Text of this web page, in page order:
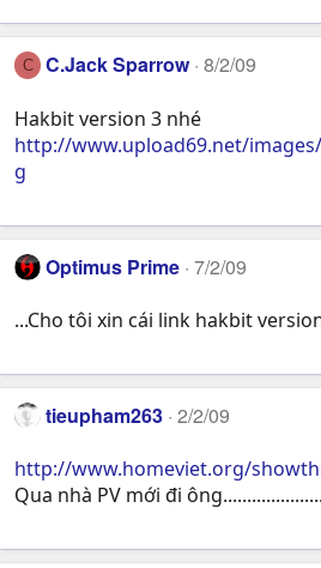
C C.Jack Sparrow 8/2/09
Hakbit version 3 nhé
http://www.upload69.net/
g
Optimus Prime 7/2/09
...Cho tôi xin cái link hakbit
tieupham263 2/2/09
http://www.homeviet.org/
Qua nhà PV mới đi